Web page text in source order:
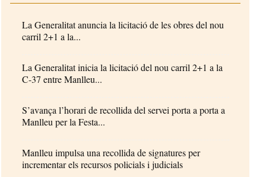
La Generalitat anuncia la licitació de les obres del nou
carril 2+1 a la...
La Generalitat inicia la licitació del nou carril 2+1 a la
C-37 entre Manlleu...
S’avança l’horari de recollida del servei porta a porta a
Manlleu per la Festa...
Manlleu impulsa una recollida de signatures per
incrementar els recursos policials i judicials